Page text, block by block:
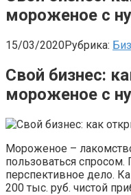
мороженое с
15/03/2020Рубрика:
Свой бизнес:
мороженое с
Мороженое –
пользоваться
перспективное дело.
200 тыс. руб. чистой